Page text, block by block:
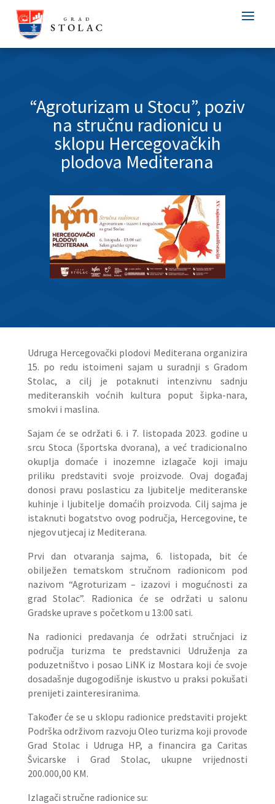
“Agroturizam u Stocu”, poziv
na stručnu radionicu u
sklopu Hercegovačkih
plodova Mediterana
Udruga Hercegovački plodovi Mediterana organizira
15. po redu istoimeni sajam u suradnji s Gradom
Stolac, a cilj je potaknuti intenzivnu sadnju
mediteranskih voćnih kultura poput šipka-nara,
smokvi i maslina.
Sajam će se održati 6. i 7. listopada 2023. godine u
srcu Stoca (športska dvorana), a već tradicionalno
okuplja domaće i inozemne izlagače koji imaju
priliku predstaviti svoje proizvode. Ovaj događaj
donosi pravu poslasticu za ljubitelje mediteranske
kuhinje i ljubitelje domaćih proizvoda. Cilj sajma je
istaknuti bogatstvo ovog područja, Hercegovine, te
njegov utjecaj iz Mediterana.
Prvi dan otvaranja sajma, 6. listopada, bit će
obilježen tematskom stručnom radionicom pod
nazivom “Agroturizam – izazovi i mogućnosti za
grad Stolac”. Radionica će se održati u salonu
Gradske uprave s početkom u 13:00 sati.
Na radionici predavanja će održati stručnjaci iz
područja turizma te predstavnici Udruženja za
poduzetništvo i posao LiNK iz Mostara koji će svoje
dosadašnje dugogodišnje iskustvo u praksi pokušati
prenijeti zainteresiranima.
Također će se u sklopu radionice predstaviti projekt
Podrška održivom razvoju Oleo turizma koji provode
Grad Stolac i Udruga HP, a financira ga Caritas
Švicarske i Grad Stolac, ukupne vrijednosti
200.000,00 KM.
Izlagači stručne radionice su: